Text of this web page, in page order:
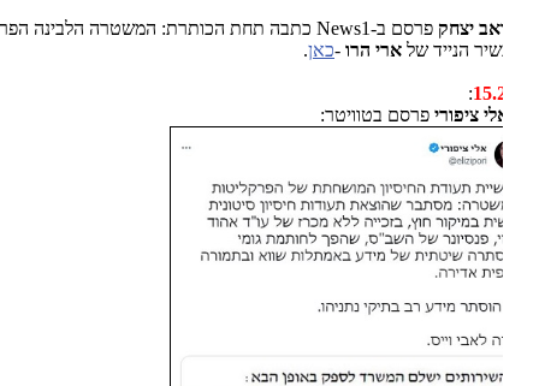
יצחק
פרסם ב-News1 כתבה תחת הכותרת: המשטרה הלבינה הפריצה
הנייד שלארי הרו- כאן .
ציפוריפרסם בטוויטר: